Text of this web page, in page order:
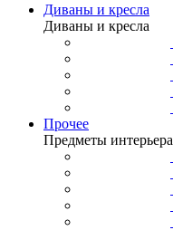
Диваны и кресла
Диваны и кресла
Прочее
Предметы интерьера